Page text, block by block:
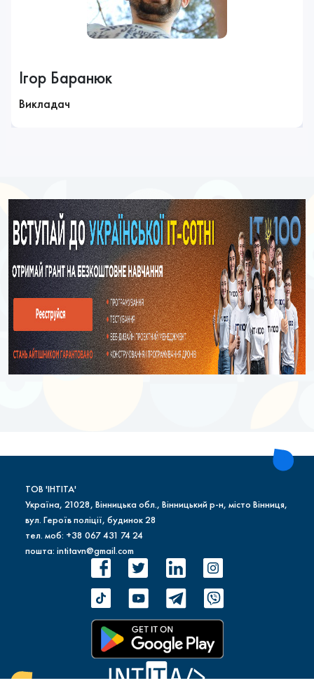
Ігор Баранюк
Викладач
ТОВ 'ІНТІТА'
Україна, 21028, Вінницька обл., Вінницький р-н, місто Вінниця,
вул. Героїв поліції, будинок 28
тел. моб: +38 067 431 74 24
пошта: intitavn@gmail.com